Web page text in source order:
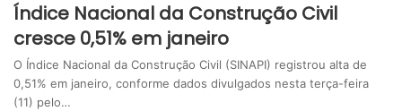
Índice Nacional da Construção Civil
cresce 0,51% em janeiro
O Índice Nacional da Construção Civil (SINAPI) registrou alta de
0,51% em janeiro, conforme dados divulgados nesta terça-feira
(11) pelo…